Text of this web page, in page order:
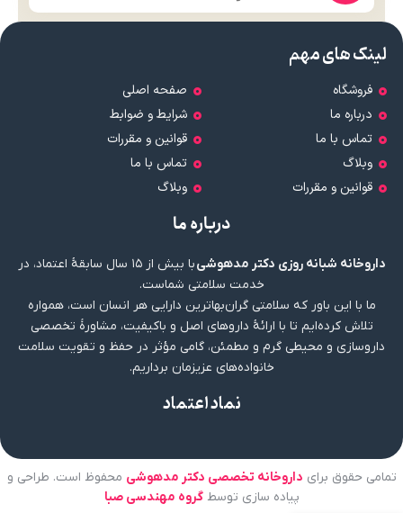
لینک های مهم
فروشگاه
درباره ما
تماس با ما
وبلاگ
قوانین و مقررات
صفحه اصلی
شرایط و ضوابط
قوانین و مقررات
تماس با ما
وبلاگ
درباره ما
داروخانه شبانه روزی دکتر مدهوشی
با بیش از ۱۵ سال سابقهٔ اعتماد، در
خدمت سلامتی شماست.
ما با این باور که سلامتی گران‌بهاترین دارایی هر انسان است، همواره
تلاش کرده‌ایم تا با ارائهٔ داروهای اصل و باکیفیت، مشاورهٔ تخصصی
داروسازی و محیطی گرم و مطمئن، گامی مؤثر در حفظ و تقویت سلامت
خانواده‌های عزیزمان برداریم.
نماد اعتماد
تمامی حقوق برای داروخانه تخصصی دکتر مدهوشی محفوظ است. طراحی و
پیاده سازی توسطگروه مهندسی صبا